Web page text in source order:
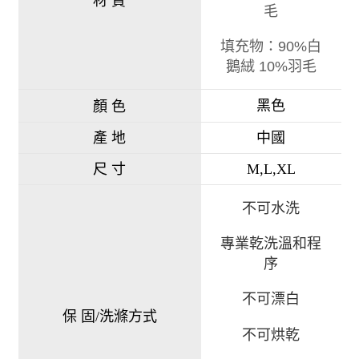
毛
填充物：90%白
鵝絨 10%羽毛
顏 色
黑色
產 地
中國
尺 寸
M,L,XL
保 固/洗滌方式
不可水洗
專業乾洗溫和程
序
不可漂白
不可烘乾